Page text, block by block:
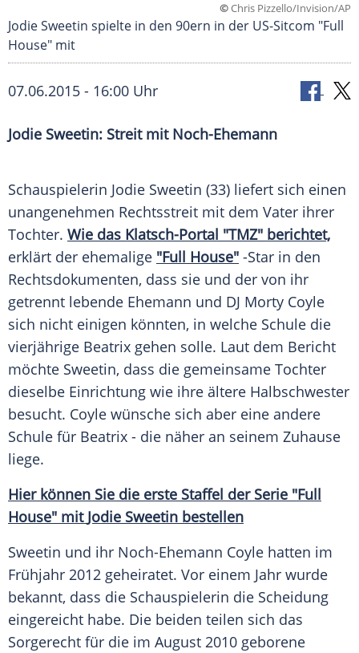
©Chris Pizzello/Invision/AP
Jodie Sweetin spielte in den 90ern in der US-Sitcom "Full
House" mit
07.06.2015 - 16:00 Uhr
Jodie Sweetin: Streit mit Noch-Ehemann
Schauspielerin Jodie Sweetin (33) liefert sich einen
unangenehmen Rechtsstreit mit dem Vater ihrer
Tochter. Wie das Klatsch-Portal "TMZ" berichtet,
erklärt der ehemalige "Full House" -Star in den
Rechtsdokumenten, dass sie und der von ihr
getrennt lebende Ehemann und DJ Morty Coyle
sich nicht einigen könnten, in welche Schule die
vierjährige Beatrix gehen solle. Laut dem Bericht
möchte Sweetin, dass die gemeinsame Tochter
dieselbe Einrichtung wie ihre ältere Halbschwester
besucht. Coyle wünsche sich aber eine andere
Schule für Beatrix - die näher an seinem Zuhause
liege.
Hier können Sie die erste Staffel der Serie "Full
House" mit Jodie Sweetin bestellen
Sweetin und ihr Noch-Ehemann Coyle hatten im
Frühjahr 2012 geheiratet. Vor einem Jahr wurde
bekannt, dass die Schauspielerin die Scheidung
eingereicht habe. Die beiden teilen sich das
Sorgerecht für die im August 2010 geborene